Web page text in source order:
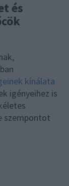
és
kínálata
igényeihez is
szempontot